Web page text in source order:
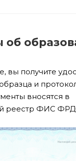
об
вы получите
и
вносятся в
реестр ФИС